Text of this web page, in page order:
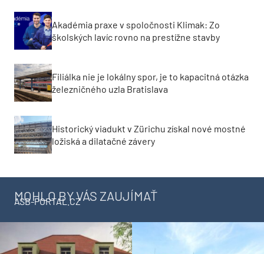
Akadémia praxe v spoločnosti Klimak: Zo
školských lavíc rovno na prestížne stavby
Filiálka nie je lokálny spor, je to kapacitná otázka
železničného uzla Bratislava
Historický viadukt v Zürichu získal nové mostné
ložiská a dilatačné závery
MOHLO BY VÁS ZAUJÍMAŤ
ASB-PORTAL.CZ